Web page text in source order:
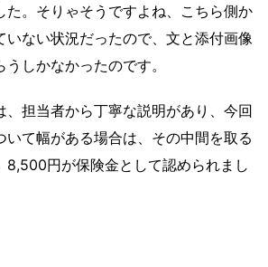
た。そりゃそうですよね、こちら側か
いない状況だったので、文と添付画像
しかなかったのです。
、担当者から丁寧な説明があり、今回
いて幅がある場合は、その中間を取る
8,500円が保険金として認められまし